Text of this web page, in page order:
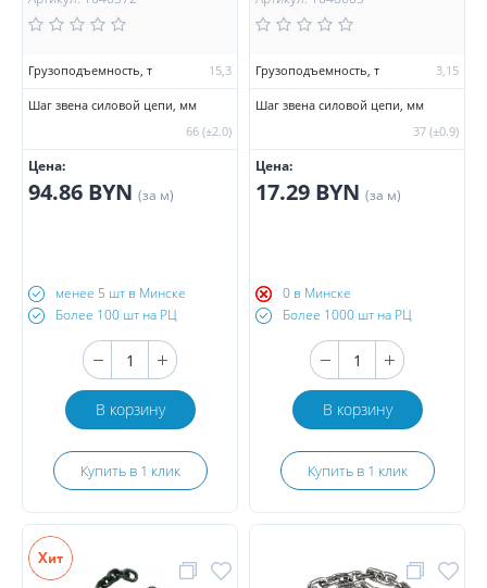
Грузоподъемность, т 15,3
Шаг звена силовой цепи, мм
66 (±2.0)
Цена:
94.86 BYN (за м)
менее 5 шт в Минске
Более 100 шт на РЦ
В корзину
Купить в 1 клик
Грузоподъемность, т 3,15
Шаг звена силовой цепи, мм
37 (±0.9)
Цена:
17.29 BYN (за м)
0 в Минске
Более 1000 шт на РЦ
В корзину
Купить в 1 клик